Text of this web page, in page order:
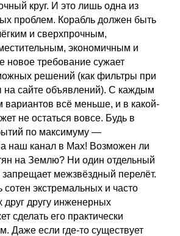
круг. И это лишь одна из
проблем. Корабль должен быть
и сверхпрочным,
экономичным и
требование сужает
решений (как фильтры при
сайте объявлений). С каждым
всё меньше, и в какой-
не остаться вовсе. Будь в
по максимуму —
наш канал в Max! Возможен ли
на Землю? Ни один отдельный
запрещает межзвёздный перелёт.
сотен экстремальных и часто
друг другу инженерных
сделать его практически
Даже если где-то существует